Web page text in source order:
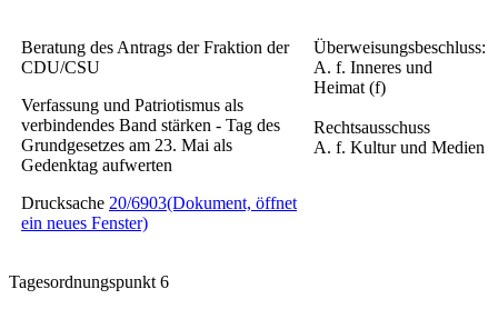
Beratung des Antrags der Fraktion der
CDU/CSU
Verfassung und Patriotismus als
verbindendes Band stärken - Tag des
Grundgesetzes am 23. Mai als
Gedenktag aufwerten
Drucksache 20/6903(Dokument, öffnet
ein neues Fenster)
Überweisungsbeschluss:
A. f. Inneres und
Heimat (f)
Rechtsausschuss
A. f. Kultur und Medien
Tagesordnungspunkt 6